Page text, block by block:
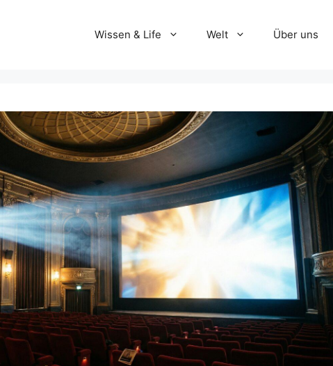
Wissen & Life Welt Über uns